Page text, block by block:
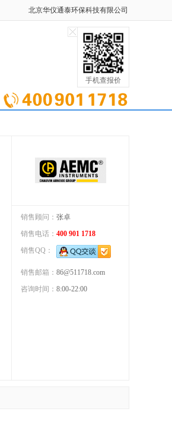
北京华仪通泰环保科技有限公司
手机查报价
销售顾问： 张卓
销售电话： 400 901 1718
销售QQ：
销售邮箱： 86@511718.com
咨询时间： 8:00-22:00